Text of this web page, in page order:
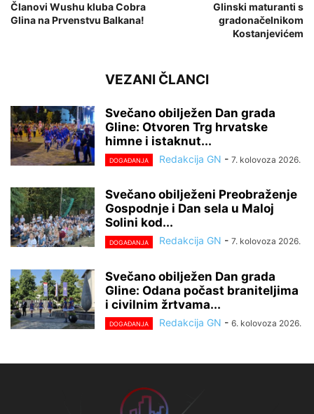
Članovi Wushu kluba Cobra
Glina na Prvenstvu Balkana!
Glinski maturanti s
gradonačelnikom
Kostanjevićem
VEZANI ČLANCI
Svečano obilježen Dan grada
Gline: Otvoren Trg hrvatske
himne i istaknut...
DOGAĐANJA Redakcija GN - 7. kolovoza 2026.
Svečano obilježeni Preobraženje
Gospodnje i Dan sela u Maloj
Solini kod...
DOGAĐANJA Redakcija GN - 7. kolovoza 2026.
Svečano obilježen Dan grada
Gline: Odana počast braniteljima
i civilnim žrtvama...
DOGAĐANJA Redakcija GN - 6. kolovoza 2026.